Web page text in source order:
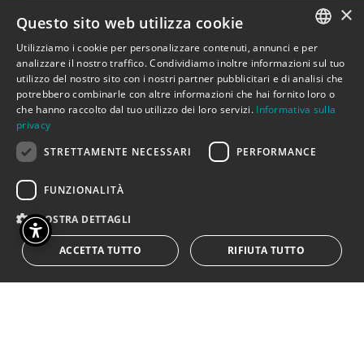
l’energia interiore della loro lotta
per essere riconosciuti cittadini
da rispettare, da accogliere e
integrare. Il grande progetto
dell’integrazione dei popoli del
mediterraneo é fallito perché alla
politica é mancata la volontà di
promuovere l’Europa senza
È mancata la volontà per favorire
e promuovere un nuovo
umanesimo sociale delle
ITALIAN
ENGLISH
×
Questo sito web utilizza cookie
Utilizziamo i cookie per personalizzare contenuti, annunci e per
analizzare il nostro traffico. Condividiamo inoltre informazioni sul tuo
utilizzo del nostro sito con i nostri partner pubblicitari e di analisi che
potrebbero combinarle con altre informazioni che hai fornito loro o
che hanno raccolto dal tuo utilizzo dei loro servizi. Informativa sulla
privacy
STRETTAMENTE NECESSARI
PERFORMANCE
FUNZIONALITÀ
MOSTRA DETTAGLI
ACCETTA TUTTO RIFIUTA TUTTO